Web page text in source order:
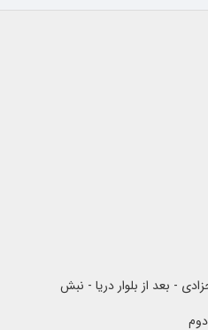
- بعد از بلوار دریا - نبش